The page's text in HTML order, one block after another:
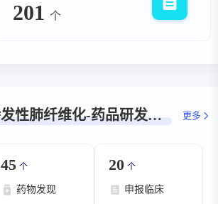
201 个
特发性肺纤维化-药品研发状态数据概览 更多
45 个
药物发现
20 个
申报临床